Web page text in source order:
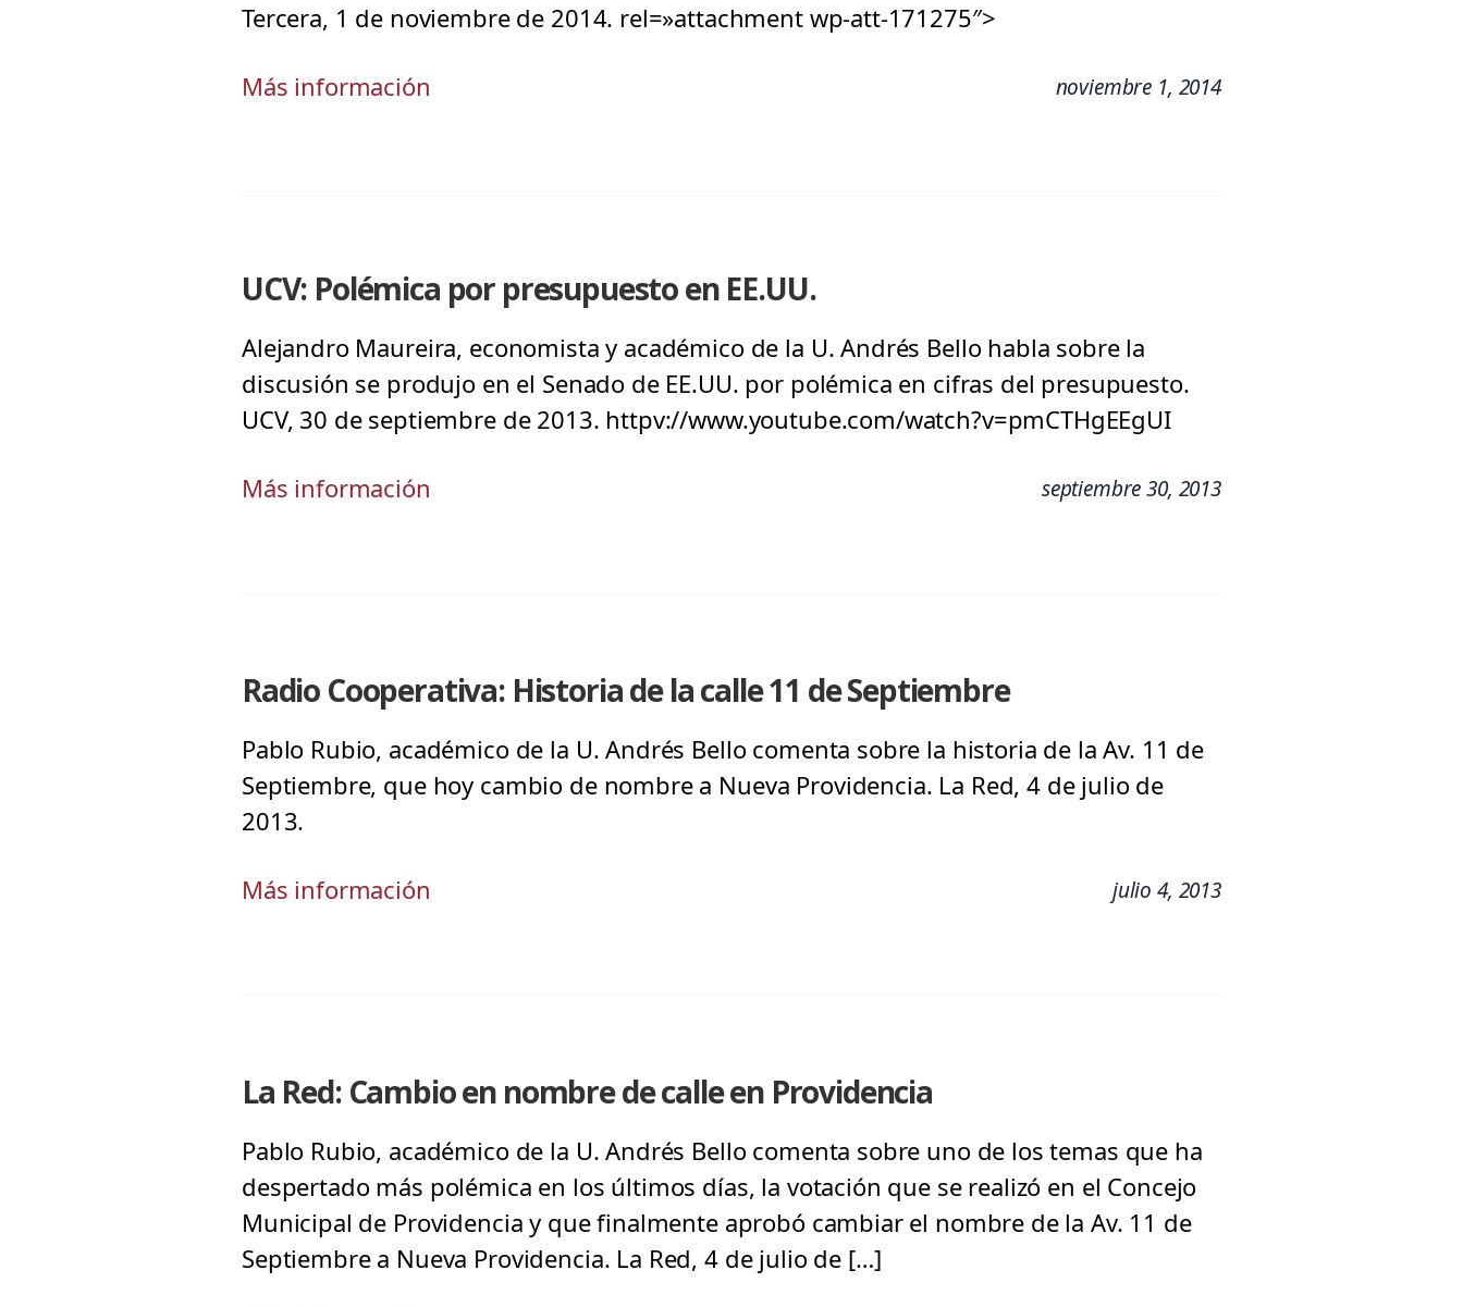
Tercera, 1 de noviembre de 2014. rel=»attachment wp-att-171275″>
Más información noviembre 1, 2014
UCV: Polémica por presupuesto en EE.UU.
Alejandro Maureira, economista y académico de la U. Andrés Bello habla sobre la
discusión se produjo en el Senado de EE.UU. por polémica en cifras del presupuesto.
UCV, 30 de septiembre de 2013. httpv://www.youtube.com/watch?v=pmCTHgEEgUI
Más información septiembre 30, 2013
Radio Cooperativa: Historia de la calle 11 de Septiembre
Pablo Rubio, académico de la U. Andrés Bello comenta sobre la historia de la Av. 11 de
Septiembre, que hoy cambio de nombre a Nueva Providencia. La Red, 4 de julio de
2013.
Más información julio 4, 2013
La Red: Cambio en nombre de calle en Providencia
Pablo Rubio, académico de la U. Andrés Bello comenta sobre uno de los temas que ha
despertado más polémica en los últimos días, la votación que se realizó en el Concejo
Municipal de Providencia y que finalmente aprobó cambiar el nombre de la Av. 11 de
Septiembre a Nueva Providencia. La Red, 4 de julio de […]